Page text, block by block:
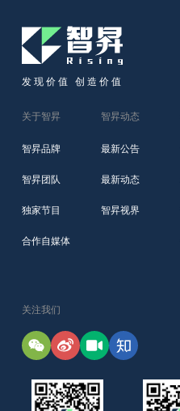
发现价值 创造价值
关于智昇
智昇品牌
智昇团队
独家节目
合作自媒体
智昇动态
最新公告
最新动态
智昇视界
关注我们